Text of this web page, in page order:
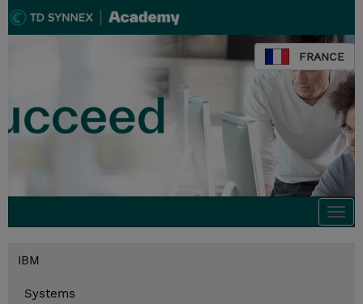
FRANCE
IBM
Systems